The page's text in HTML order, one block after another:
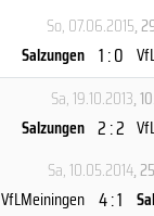
So, 07.06.2015,
Salzungen 1 : 0
Sa, 19.10.2013,
Salzungen 2 : 2
Sa, 10.05.2014,
VfLMeiningen 4 : 1